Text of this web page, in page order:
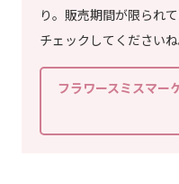
り。販売期間が限られ
チェックしてくださいね
フラワースミスマー